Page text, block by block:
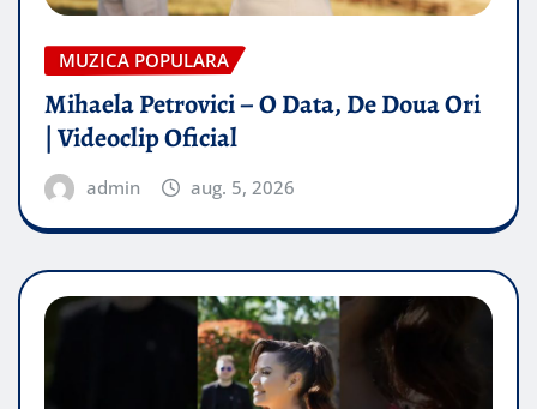
MUZICA POPULARA
Mihaela Petrovici – O Data, De Doua Ori
| Videoclip Oficial
admin aug. 5, 2026